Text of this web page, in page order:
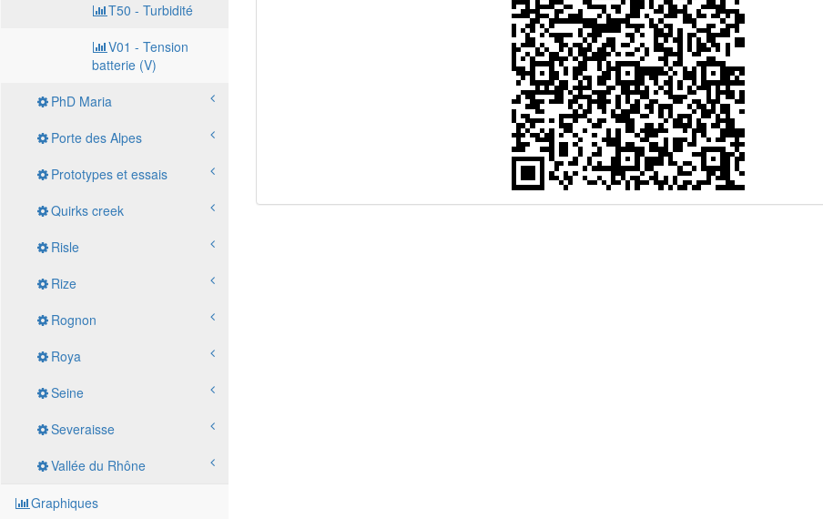
T50 - Turbidité
V01 - Tension
batterie (V)
PhD Maria
Porte des Alpes
Prototypes et essais
Quirks creek
Risle
Rize
Rognon
Roya
Seine
Severaisse
Vallée du Rhône
Graphiques